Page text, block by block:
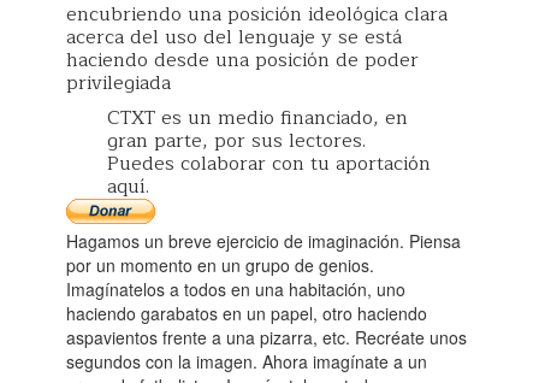
encubriendo una posición ideológica clara
acerca del uso del lenguaje y se está
haciendo desde una posición de poder
privilegiada
CTXT es un medio financiado, en
gran parte, por sus lectores.
Puedes colaborar con tu aportación
aquí.
Hagamos un breve ejercicio de imaginación. Piensa
por un momento en un grupo de genios.
Imagínatelos a todos en una habitación, uno
haciendo garabatos en un papel, otro haciendo
aspavientos frente a una pizarra, etc. Recréate unos
segundos con la imagen. Ahora imagínate a un